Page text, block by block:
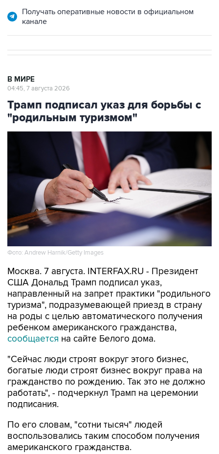
Получать оперативные новости в официальном
канале
В МИРЕ
04:45, 7 августа 2026
Трамп подписал указ для борьбы с
"родильным туризмом"
Фото: Andrew Harnik/Getty Images
Москва. 7 августа. INTERFAX.RU - Президент
США Дональд Трамп подписал указ,
направленный на запрет практики "родильного
туризма", подразумевающей приезд в страну
на роды с целью автоматического получения
ребенком американского гражданства,
сообщается на сайте Белого дома.
"Сейчас люди строят вокруг этого бизнес,
богатые люди строят бизнес вокруг права на
гражданство по рождению. Так это не должно
работать", - подчеркнул Трамп на церемонии
подписания.
По его словам, "сотни тысяч" людей
воспользовались таким способом получения
американского гражданства.